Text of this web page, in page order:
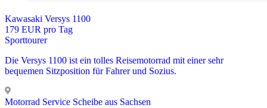
Kawasaki Versys 1100
179 EUR pro Tag
Sporttourer
Die Versys 1100 ist ein tolles Reisemotorrad mit einer sehr
bequemen Sitzposition für Fahrer und Sozius.
Motorrad Service Scheibe aus Sachsen